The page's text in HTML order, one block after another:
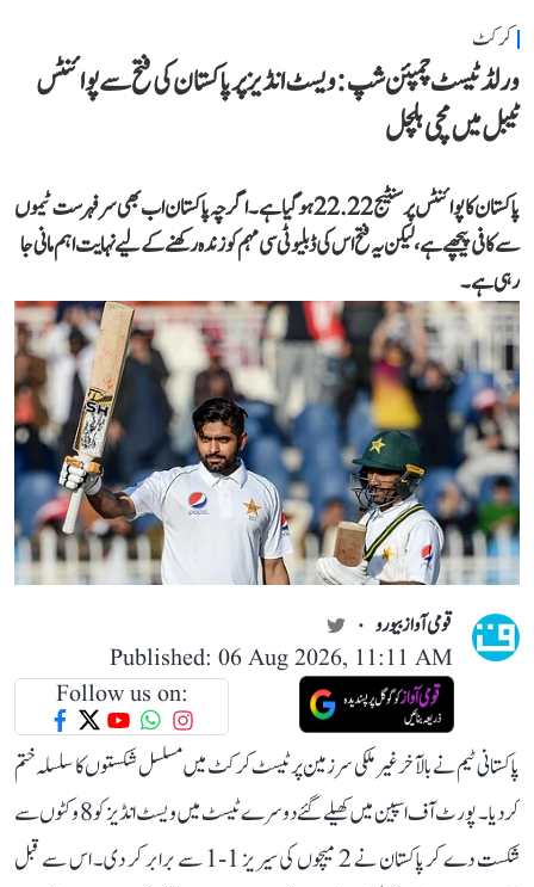
کرکٹ
ورلڈ ٹیسٹ چمپئن شپ: ویسٹ انڈیز پر پاکستان کی فتح سے پوائنٹس
ٹیبل میں مچی ہلچل
پاکستان کا پوائنٹس پرسنٹیج 22.22 ہو گیا ہے۔ اگرچہ پاکستان اب بھی سرفہرست ٹیموں
سے کافی پیچھے ہے، لیکن یہ فتح اس کی ڈبلیو ٹی سی مہم کو زندہ رکھنے کے لیے نہایت اہم مانی جا
رہی ہے۔
قومی آواز بیورو
Published: 06 Aug 2026, 11:11 AM
Follow us on:
پاکستانی ٹیم نے بالآخر غیر ملکی سرزمین پر ٹیسٹ کرکٹ میں مسلسل شکستوں کا سلسلہ ختم
کر دیا۔ پورٹ آف اسپین میں کھیلے گئے دوسرے ٹیسٹ میں ویسٹ انڈیز کو 8 وکٹوں سے
شکست دے کر پاکستان نے 2 میچوں کی سیریز 1-1 سے برابر کر دی۔ اس سے قبل